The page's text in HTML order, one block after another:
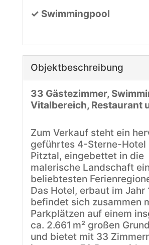
✓ Swimmingpool
Objekt­beschreibung
33 Gästezimmer,
Vitalbereich, Restaurant
Zum Verkauf steht ein
geführtes 4-Sterne-Hotel
Pitztal, eingebettet in die
malerische Landschaft
beliebtesten
Das Hotel, erbaut im Jahr
befindet sich zusammen
Parkplätzen auf einem
ca. 2.661 m² großen
und bietet mit 33